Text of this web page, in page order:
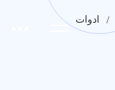
ادوات